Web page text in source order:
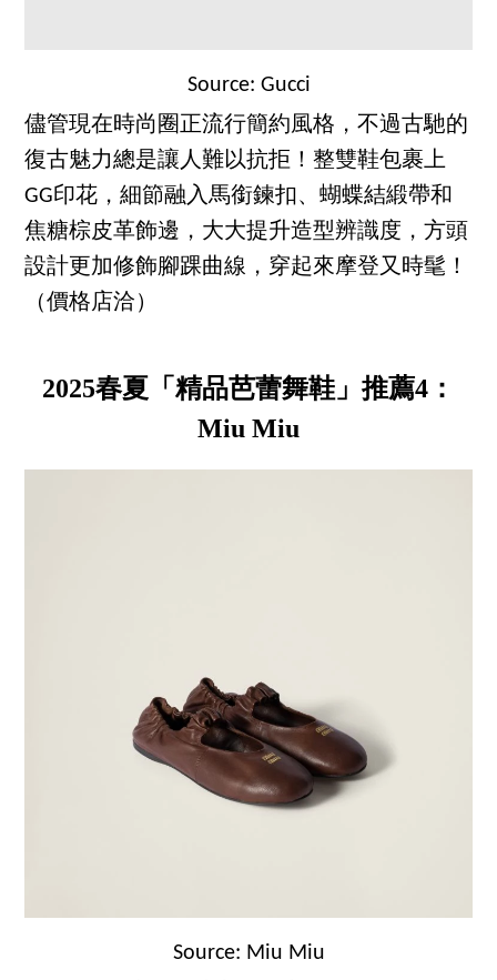
Source: Gucci
儘管現在時尚圈正流行簡約風格，不過古馳的
復古魅力總是讓人難以抗拒！整雙鞋包裹上
GG印花，細節融入馬銜鍊扣、蝴蝶結緞帶和
焦糖棕皮革飾邊，大大提升造型辨識度，方頭
設計更加修飾腳踝曲線，穿起來摩登又時髦！
（價格店洽）
2025春夏「精品芭蕾舞鞋」推薦4：
Miu Miu
Source: Miu Miu